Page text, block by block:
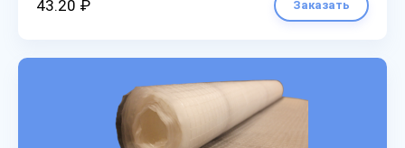
43.20 ₽ Заказать